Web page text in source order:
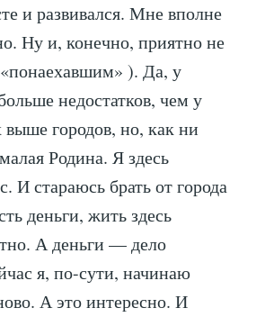
и развивался. Мне вполне
Ну и, конечно, приятно не
). Да, у
недостатков, чем у
городов, но, как ни
Родина. Я здесь
И стараюсь брать от города
деньги, жить здесь
А деньги — дело
я, по-сути, начинаю
А это интересно. И